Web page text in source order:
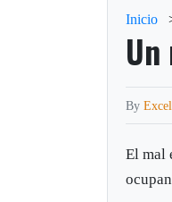
Inicio
By
El mal